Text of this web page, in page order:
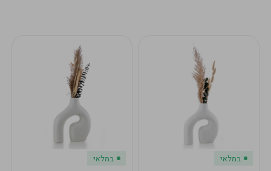
במלאי במלאי
לתשלום